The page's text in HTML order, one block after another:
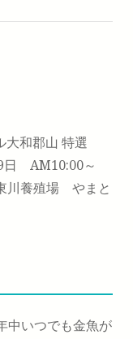
和郡山 特選
AM10:00～
川養殖場 やまと
中いつでも金魚が